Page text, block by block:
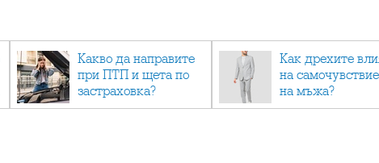
Какво да направите
при ПТП и щета по
застраховка?
Как дрехите
на
на мъжа?